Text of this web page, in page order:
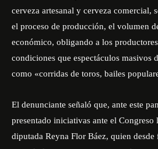
cerveza artesanal y cerveza comercial,
el proceso de producción, el volumen
económico, obligando a los
condiciones que espectáculos masivos
como «corridas de toros, bailes
El denunciante señaló que, ante este
presentado iniciativas ante el Congreso
diputada Reyna Flor Báez, quien desde